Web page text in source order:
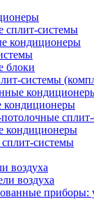
сплит-системы
кондиционеры
блоки
системы
кондиционеры
кондиционеры
системы
воздуха
воздуха
приборы: